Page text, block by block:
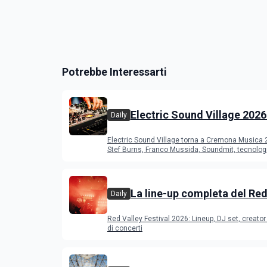
Potrebbe Interessarti
Daily Electric Sound Village
Young Band Contest, il
Electric Sound Village torna a Cremona Musica
Stef Burns, Franco Mussida, Soundmit,
Daily La line-up completa del
Red Valley Festival 2026: Lineup, DJ set,
di concerti